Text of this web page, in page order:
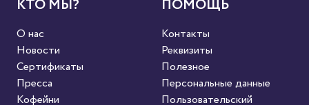
КТО МЫ?
О нас
Новости
Сертификаты
Пресса
Кофейни
ПОМОЩЬ
Контакты
Реквизиты
Полезное
Персональные данные
Пользовательский